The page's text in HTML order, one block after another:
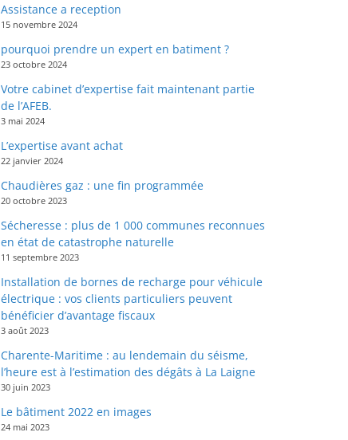
Assistance a reception
15 novembre 2024
pourquoi prendre un expert en batiment ?
23 octobre 2024
Votre cabinet d’expertise fait maintenant partie
de l’AFEB.
3 mai 2024
L’expertise avant achat
22 janvier 2024
Chaudières gaz : une fin programmée
20 octobre 2023
Sécheresse : plus de 1 000 communes reconnues
en état de catastrophe naturelle
11 septembre 2023
Installation de bornes de recharge pour véhicule
électrique : vos clients particuliers peuvent
bénéficier d’avantage fiscaux
3 août 2023
Charente-Maritime : au lendemain du séisme,
l’heure est à l’estimation des dégâts à La Laigne
30 juin 2023
Le bâtiment 2022 en images
24 mai 2023